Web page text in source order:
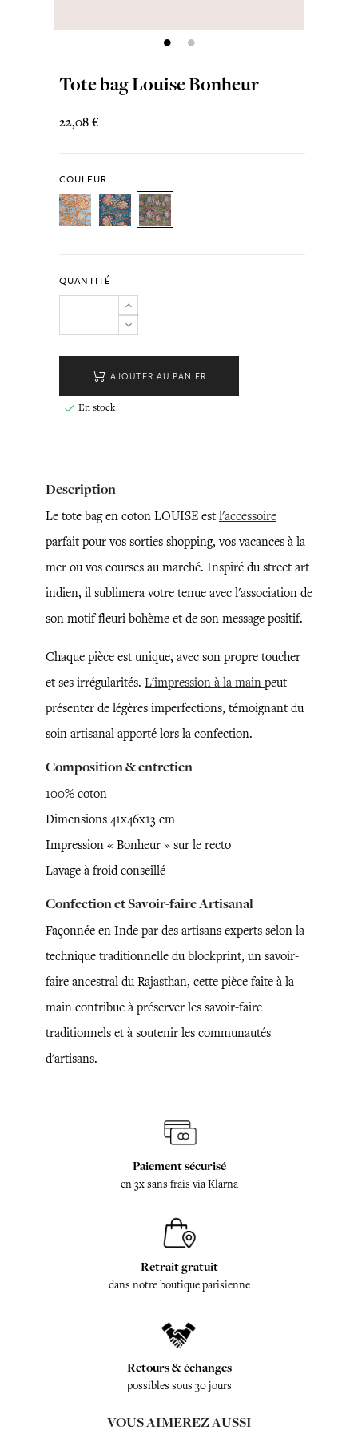
Tote bag Louise Bonheur
22,08 €
COULEUR
QUANTITÉ
AJOUTER AU PANIER
 En stock
Description
Le tote bag en coton LOUISE est l'accessoire
parfait pour vos sorties shopping, vos vacances à la
mer ou vos courses au marché. Inspiré du street art
indien, il sublimera votre tenue avec l'association de
son motif fleuri bohème et de son message positif.
Chaque pièce est unique, avec son propre toucher
et ses irrégularités. L'impression à la main peut
présenter de légères imperfections, témoignant du
soin artisanal apporté lors la confection.
Composition & entretien
100% coton
Dimensions 41x46x13 cm
Impression « Bonheur » sur le recto
Lavage à froid conseillé
Confection et Savoir-faire Artisanal
Façonnée en Inde par des artisans experts selon la
technique traditionnelle du blockprint, un savoir-
faire ancestral du Rajasthan, cette pièce faite à la
main contribue à préserver les savoir-faire
traditionnels et à soutenir les communautés
d'artisans.
Paiement sécurisé
en 3x sans frais via Klarna
Retrait gratuit
dans notre boutique parisienne
Retours & échanges
possibles sous 30 jours
VOUS AIMEREZ AUSSI